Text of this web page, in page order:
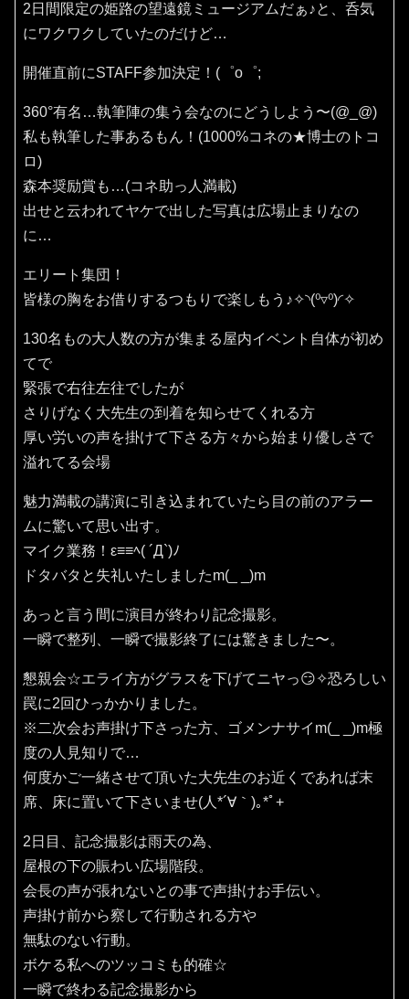
2日間限定の姫路の望遠鏡ミュージアムだぁ♪と、呑気
にワクワクしていたのだけど…
開催直前にSTAFF参加決定！(⁠゜⁠o⁠゜⁠;
360°有名…執筆陣の集う会なのにどうしよう〜(⁠@⁠_⁠@⁠)
私も執筆した事あるもん！(1000%コネの★博士のトコ
ロ)
森本奨励賞も…(コネ助っ人満載)
出せと云われてヤケで出した写真は広場止まりなの
に…
エリート集団！
皆様の胸をお借りするつもりで楽しもう♪✧⁠◝⁠(⁠⁰⁠▿⁠⁰⁠)⁠◜⁠✧
130名もの大人数の方が集まる屋内イベント自体が初め
てで
緊張で右往左往でしたが
さりげなく大先生の到着を知らせてくれる方
厚い労いの声を掛けて下さる方々から始まり優しさで
溢れてる会場
魅力満載の講演に引き込まれていたら目の前のアラー
ムに驚いて思い出す。
マイク業務！ε≡≡ﾍ( ´Д`)ﾉ
ドタバタと失礼いたしましたm(_ _)m
あっと言う間に演目が終わり記念撮影。
一瞬で整列、一瞬で撮影終了には驚きました〜。
懇親会☆エライ方がグラスを下げてニヤっ😏✧恐ろしい
罠に2回ひっかかりました。
※二次会お声掛け下さった方、ゴメンナサイm(_ _)m極
度の人見知りで…
何度かご一緒させて頂いた大先生のお近くであれば末
席、床に置いて下さいませ(⁠人⁠*⁠´⁠∀⁠｀⁠)⁠｡⁠*ﾟ⁠+
2日目、記念撮影は雨天の為、
屋根の下の賑わい広場階段。
会長の声が張れないとの事で声掛けお手伝い。
声掛け前から察して行動される方や
無駄のない行動。
ボケる私へのツッコミも的確☆
一瞬で終わる記念撮影から